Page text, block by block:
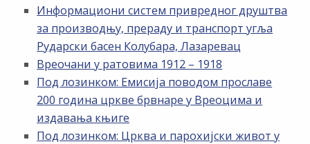
Информациони систем привредног друштва
за производњу, прераду и транспорт угља
Рударски басен Колубара, Лазаревац
Вреочани у ратовима 1912 – 1918
Под лозинком: Емисија поводом прославе
200 година цркве брвнаре у Вреоцима и
издавања књиге
Под лозинком: Црква и парохијски живот у